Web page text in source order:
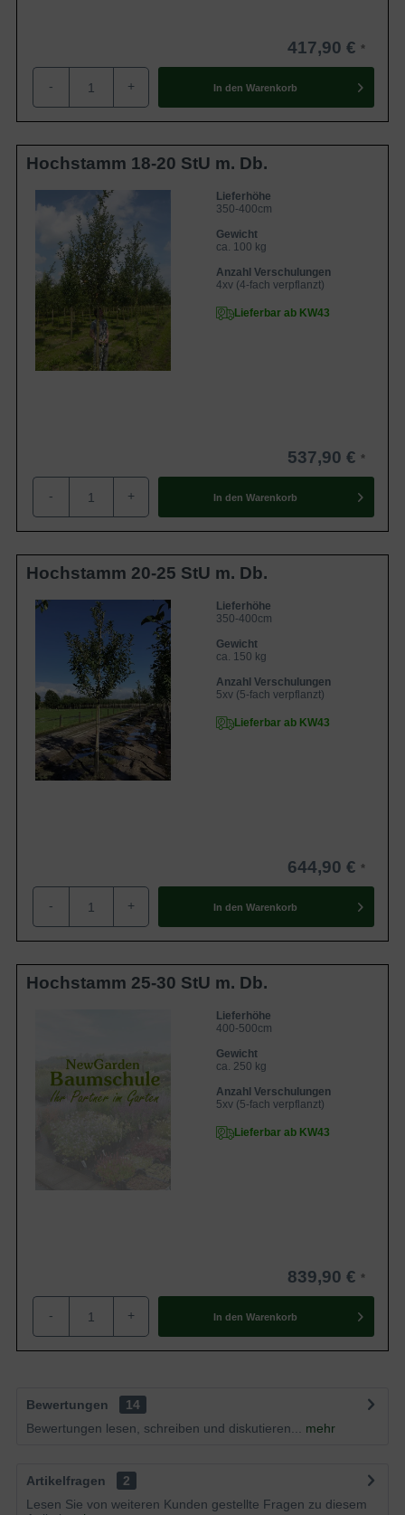
417,90 €
- + In den Warenkorb
Hochstamm 18-20 StU m. Db.
Lieferhöhe
350-400cm
Gewicht
ca. 100 kg
Anzahl Verschulungen
4xv (4-fach verpflanzt)
Lieferbar ab KW43
537,90 €
- + In den Warenkorb
Hochstamm 20-25 StU m. Db.
Lieferhöhe
350-400cm
Gewicht
ca. 150 kg
Anzahl Verschulungen
5xv (5-fach verpflanzt)
Lieferbar ab KW43
644,90 €
- + In den Warenkorb
Hochstamm 25-30 StU m. Db.
Lieferhöhe
400-500cm
Gewicht
ca. 250 kg
Anzahl Verschulungen
5xv (5-fach verpflanzt)
Lieferbar ab KW43
839,90 €
- + In den Warenkorb
Bewertungen
14
Bewertungen lesen, schreiben und diskutieren...
mehr
Artikelfragen
2
Lesen Sie von weiteren Kunden gestellte Fragen zu diesem